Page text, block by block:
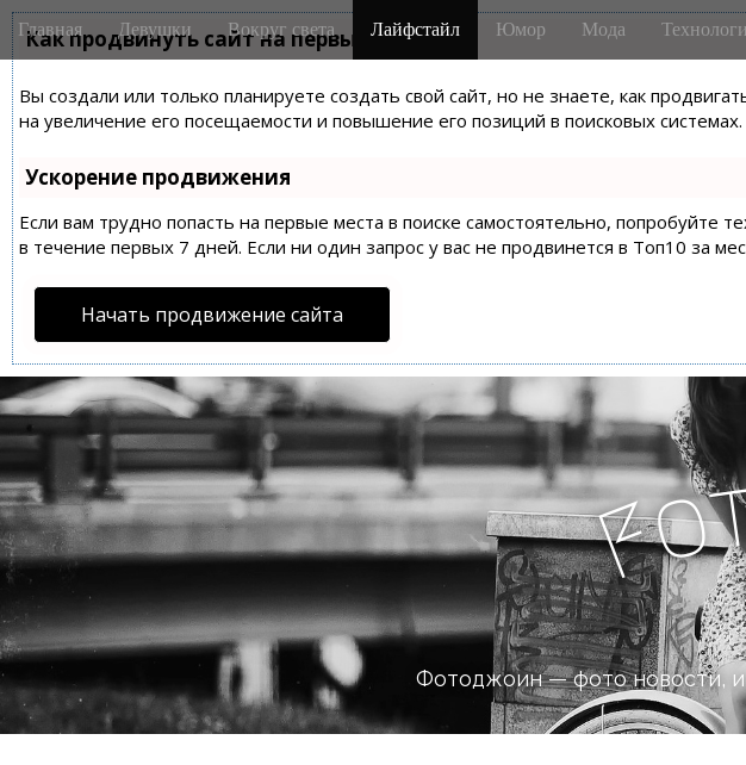
Как продвинуть сайт на первые места?
Вы создали или только планируете создать свой сайт, но не знаете, как
на увеличение его посещаемости и повышение его позиций в поисковых системах.
Ускорение продвижения
Если вам трудно попасть на первые места в поиске самостоятельно, попробуйте
в течение первых 7 дней. Если ни один запрос у вас не продвинется в Топ10 за
Начать продвижение сайта
M
a
n
m
e
n
u
i
Главная Девушки Вокруг света Лайфстайл Юмор Мода
Fo
Фотоджоин — фото новости,